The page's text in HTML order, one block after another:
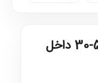
لوستر مدرن کریستالی پرناز 50-30 داخل